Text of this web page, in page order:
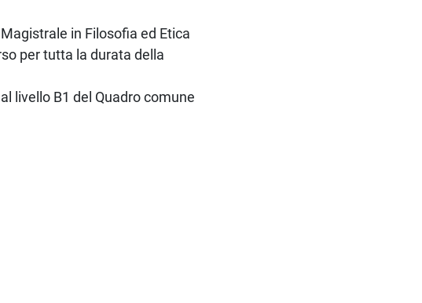
in Filosofia ed Etica
per tutta la durata della
livello B1 del Quadro comune